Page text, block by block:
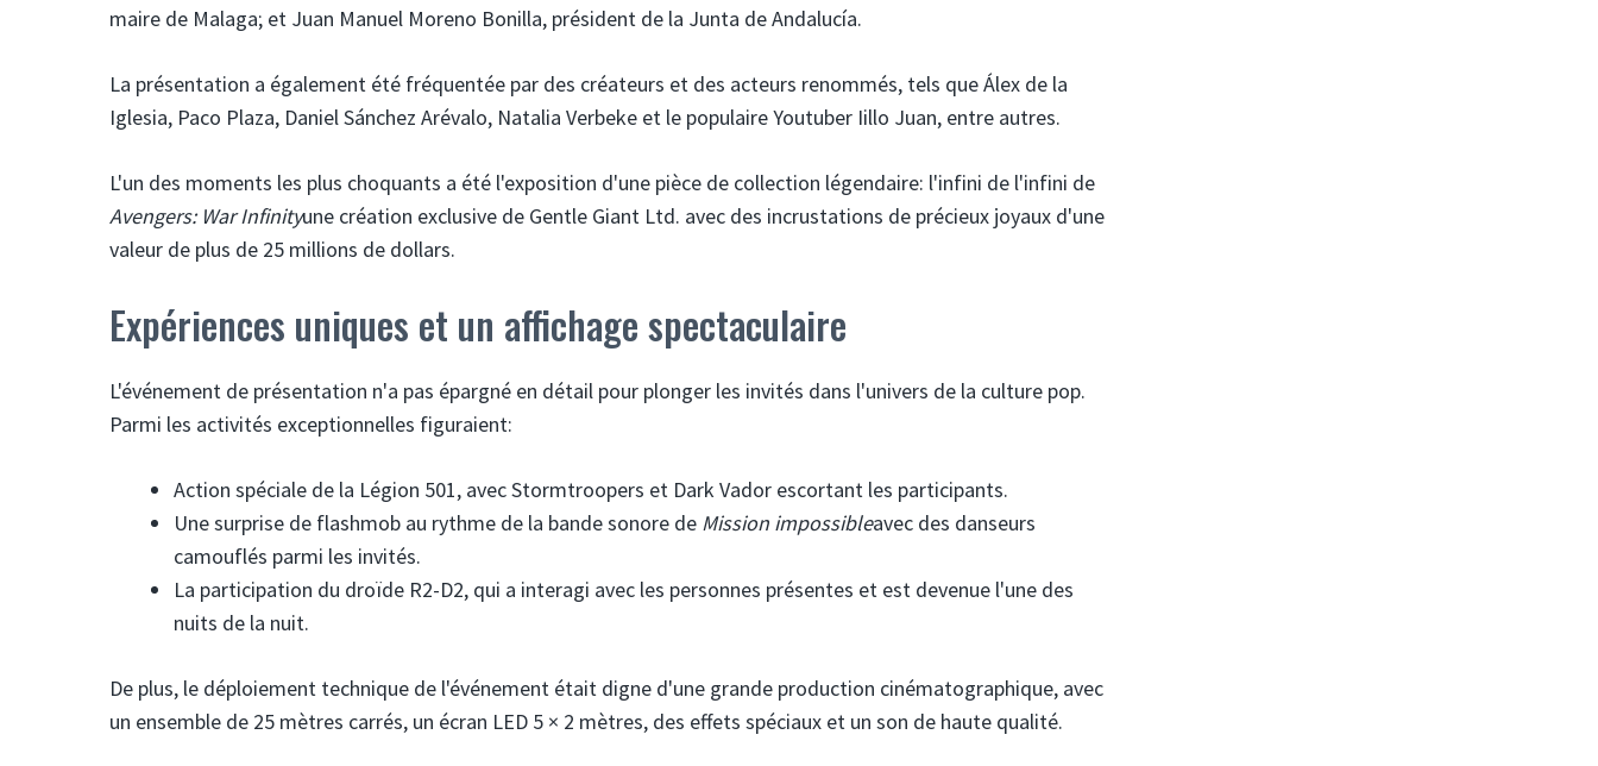
maire de Malaga; et Juan Manuel Moreno Bonilla, président de la Junta de Andalucía.
La présentation a également été fréquentée par des créateurs et des acteurs renommés, tels que Álex de la
Iglesia, Paco Plaza, Daniel Sánchez Arévalo, Natalia Verbeke et le populaire Youtuber Iillo Juan, entre autres.
L'un des moments les plus choquants a été l'exposition d'une pièce de collection légendaire: l'infini de l'infini de
Avengers: War Infinityune création exclusive de Gentle Giant Ltd. avec des incrustations de précieux joyaux d'une
valeur de plus de 25 millions de dollars.
Expériences uniques et un affichage spectaculaire
L'événement de présentation n'a pas épargné en détail pour plonger les invités dans l'univers de la culture pop.
Parmi les activités exceptionnelles figuraient:
Action spéciale de la Légion 501, avec Stormtroopers et Dark Vador escortant les participants.
Une surprise de flashmob au rythme de la bande sonore de Mission impossibleavec des danseurs
camouflés parmi les invités.
La participation du droïde R2-D2, qui a interagi avec les personnes présentes et est devenue l'une des
nuits de la nuit.
De plus, le déploiement technique de l'événement était digne d'une grande production cinématographique, avec
un ensemble de 25 mètres carrés, un écran LED 5 × 2 mètres, des effets spéciaux et un son de haute qualité.